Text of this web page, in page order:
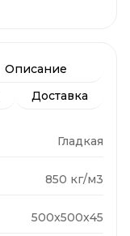
Описание
Доставка
Гладкая
850 кг/м3
500x500x45